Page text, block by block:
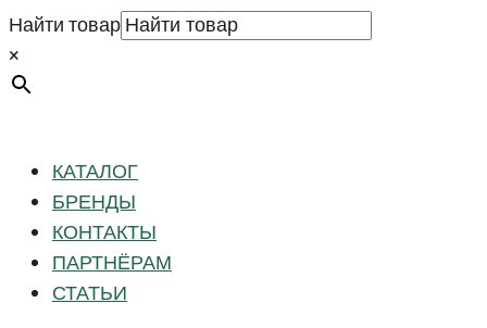
Найти товар
×
КАТАЛОГ
БРЕНДЫ
КОНТАКТЫ
ПАРТНЁРАМ
СТАТЬИ